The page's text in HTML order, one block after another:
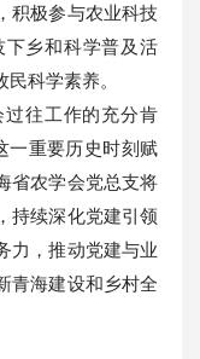
积极参与农业科技
乡和科学普及活
科学素养。
往工作的充分肯
一重要历史时刻赋
省农学会党总支将
持续深化党建引领
力，推动党建与业
青海建设和乡村全